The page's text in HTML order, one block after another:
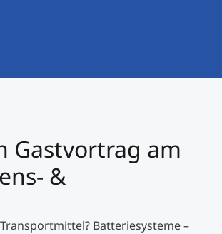
Masterclasses
Gastvortrag am
&
Batteriesysteme –